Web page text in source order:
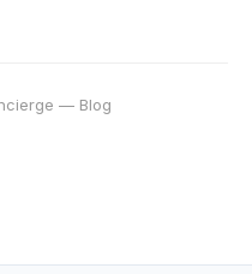
— Blog